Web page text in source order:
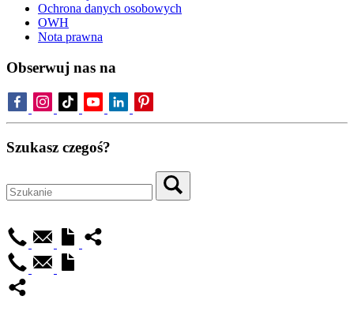
Ochrona danych osobowych
OWH
Nota prawna
Obserwuj nas na
Szukasz czegoś?